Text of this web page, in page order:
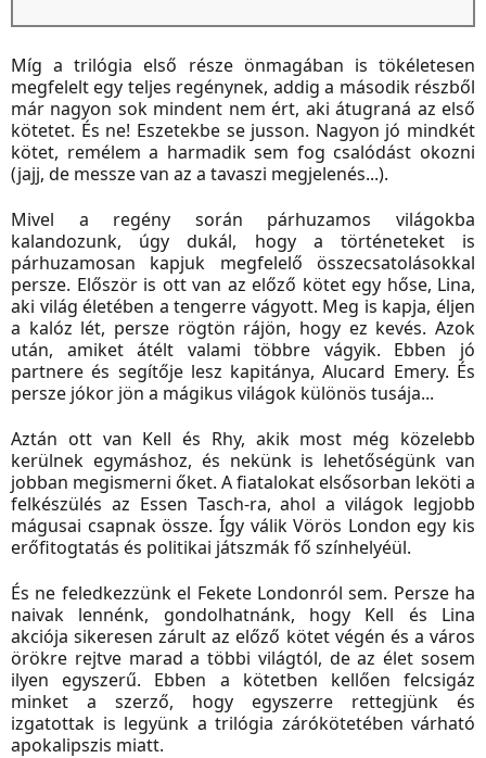
Míg a trilógia első része önmagában is tökéletesen
megfelelt egy teljes regénynek, addig a második részből
már nagyon sok mindent nem ért, aki átugraná az első
kötetet. És ne! Eszetekbe se jusson. Nagyon jó mindkét
kötet, remélem a harmadik sem fog csalódást okozni
(jajj, de messze van az a tavaszi megjelenés...).
Mivel a regény során párhuzamos világokba
kalandozunk, úgy dukál, hogy a történeteket is
párhuzamosan kapjuk megfelelő összecsatolásokkal
persze. Először is ott van az előző kötet egy hőse, Lina,
aki világ életében a tengerre vágyott. Meg is kapja, éljen
a kalóz lét, persze rögtön rájön, hogy ez kevés. Azok
után, amiket átélt valami többre vágyik. Ebben jó
partnere és segítője lesz kapitánya, Alucard Emery. És
persze jókor jön a mágikus világok különös tusája...
Aztán ott van Kell és Rhy, akik most még közelebb
kerülnek egymáshoz, és nekünk is lehetőségünk van
jobban megismerni őket. A fiatalokat elsősorban leköti a
felkészülés az Essen Tasch-ra, ahol a világok legjobb
mágusai csapnak össze. Így válik Vörös London egy kis
erőfitogtatás és politikai játszmák fő színhelyéül.
És ne feledkezzünk el Fekete Londonról sem. Persze ha
naivak lennénk, gondolhatnánk, hogy Kell és Lina
akciója sikeresen zárult az előző kötet végén és a város
örökre rejtve marad a többi világtól, de az élet sosem
ilyen egyszerű. Ebben a kötetben kellően felcsigáz
minket a szerző, hogy egyszerre rettegjünk és
izgatottak is legyünk a trilógia zárókötetében várható
apokalipszis miatt.